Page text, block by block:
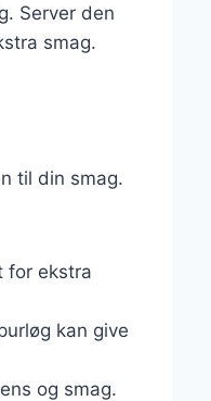
Server den
smag.
til din smag.
for ekstra
kan give
og smag.